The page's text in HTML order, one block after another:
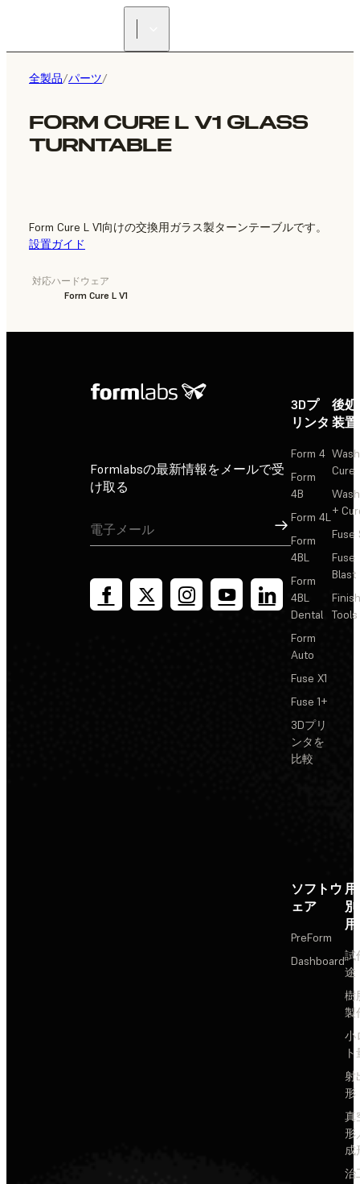
全製品/パーツ/
FORM CURE L V1 GLASS
TURNTABLE
Form Cure L V1向けの交換用ガラス製ターンテーブルです。
設置ガイド
対応ハードウェア
Form Cure L V1
Formlabsの最新情報をメールで受
け取る
サインアップ
3Dプ
リンタ
Form 4
Form
4B
Form 4L
Form
4BL
Form
4BL
Dental
Form
Auto
Fuse X1
Fuse 1+
3Dプリ
ンタを
比較
後
装置
Cure
+
Fuse
Fuse
Blast
Tools
ソフトウ
ェア
PreForm
Dashboard試
途
樹
製
小
射
形
真
形
成
治